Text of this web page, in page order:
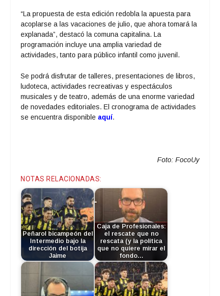
“La propuesta de esta edición redobla la apuesta para
acoplarse a las vacaciones de julio, que ahora tomará la
explanada”, destacó la comuna capitalina. La
programación incluye una amplia variedad de
actividades, tanto para público infantil como juvenil.
Se podrá disfrutar de talleres, presentaciones de libros,
ludoteca, actividades recreativas y espectáculos
musicales y de teatro, además de una enorme variedad
de novedades editoriales. El cronograma de actividades
se encuentra disponible aquí.
Foto: FocoUy
NOTAS RELACIONADAS:
Peñarol bicampeón del
Intermedio bajo la
dirección del botija
Jaime
Caja de Profesionales:
el rescate que no
rescata (y la política
que no quiere mirar el
fondo…